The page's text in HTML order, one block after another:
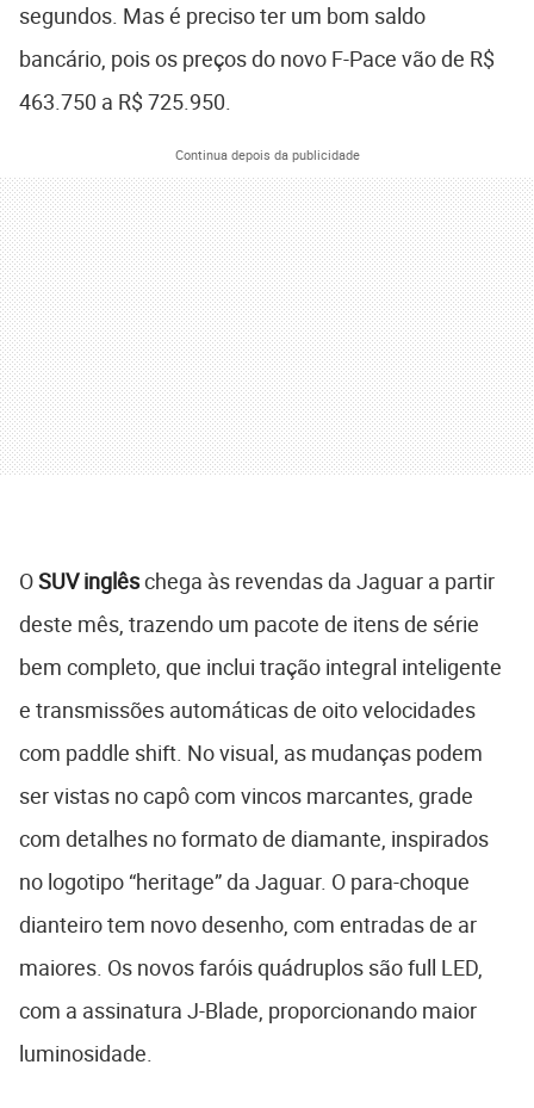
segundos. Mas é preciso ter um bom saldo
bancário, pois os preços do novo F-Pace vão de R$
463.750 a R$ 725.950.
Continua depois da publicidade
OSUV inglêschega às revendas da Jaguar a partir
deste mês, trazendo um pacote de itens de série
bem completo, que inclui tração integral inteligente
e transmissões automáticas de oito velocidades
com paddle shift. No visual, as mudanças podem
ser vistas no capô com vincos marcantes, grade
com detalhes no formato de diamante, inspirados
no logotipo “heritage” da Jaguar. O para-choque
dianteiro tem novo desenho, com entradas de ar
maiores. Os novos faróis quádruplos são full LED,
com a assinatura J-Blade, proporcionando maior
luminosidade.